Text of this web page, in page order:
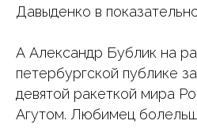
Давыденко в
А Александр Бублик на
петербургской публике
девятой ракеткой мира
Агутом. Любимец